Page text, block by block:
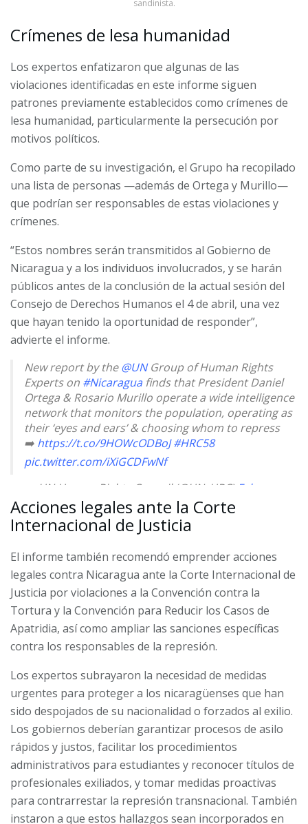
sandinista.
Crímenes de lesa humanidad
Los expertos enfatizaron que algunas de las
violaciones identificadas en este informe siguen
patrones previamente establecidos como crímenes de
lesa humanidad, particularmente la persecución por
motivos políticos.
Como parte de su investigación, el Grupo ha recopilado
una lista de personas —además de Ortega y Murillo—
que podrían ser responsables de estas violaciones y
crímenes.
“Estos nombres serán transmitidos al Gobierno de
Nicaragua y a los individuos involucrados, y se harán
públicos antes de la conclusión de la actual sesión del
Consejo de Derechos Humanos el 4 de abril, una vez
que hayan tenido la oportunidad de responder”,
advierte el informe.
New report by the@UNGroup of Human Rights
Experts on #Nicaragua finds that President Daniel
Ortega & Rosario Murillo operate a wide intelligence
network that monitors the population, operating as
their ‘eyes and ears’ & choosing whom to repress
➡️ https://t.co/9HOWcODBoJ #HRC58
pic.twitter.com/iXiGCDFwNf
— UN Human Rights Council (@UN_HRC) February
26, 2025
Acciones legales ante la Corte
Internacional de Justicia
El informe también recomendó emprender acciones
legales contra Nicaragua ante la Corte Internacional de
Justicia por violaciones a la Convención contra la
Tortura y la Convención para Reducir los Casos de
Apatridia, así como ampliar las sanciones específicas
contra los responsables de la represión.
Los expertos subrayaron la necesidad de medidas
urgentes para proteger a los nicaragüenses que han
sido despojados de su nacionalidad o forzados al exilio.
Los gobiernos deberían garantizar procesos de asilo
rápidos y justos, facilitar los procedimientos
administrativos para estudiantes y reconocer títulos de
profesionales exiliados, y tomar medidas proactivas
para contrarrestar la represión transnacional. También
instaron a que estos hallazgos sean incorporados en